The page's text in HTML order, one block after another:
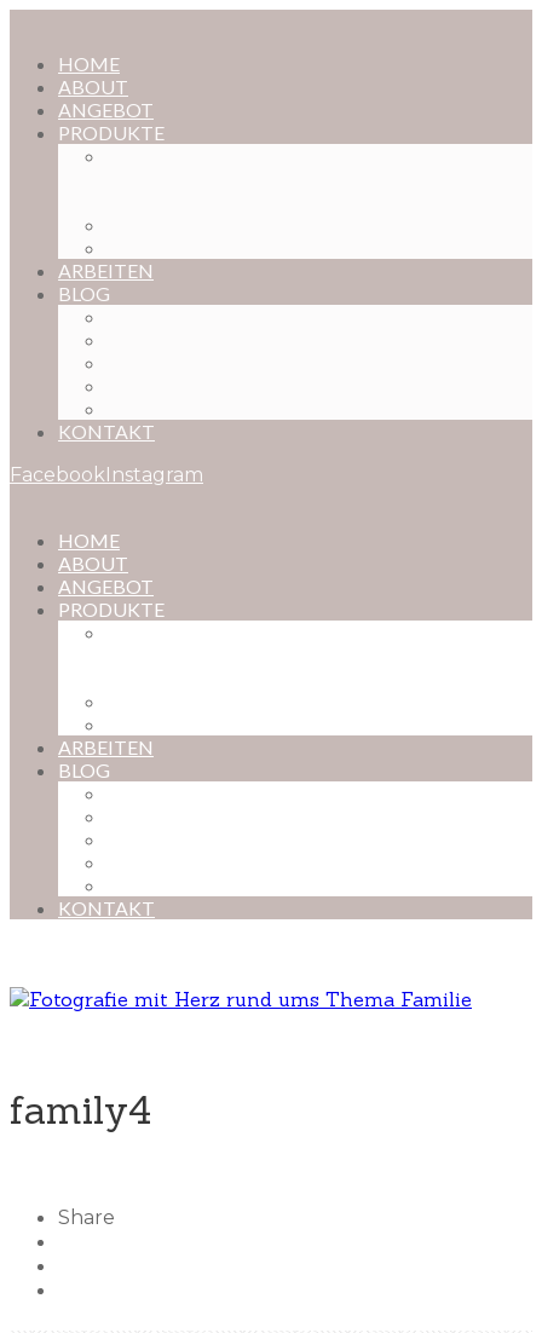
HOME
ABOUT
ANGEBOT
PRODUKTE
ARBEITEN
BLOG
KONTAKT
FacebookInstagram
HOME
ABOUT
ANGEBOT
PRODUKTE
ARBEITEN
BLOG
KONTAKT
family4
Share